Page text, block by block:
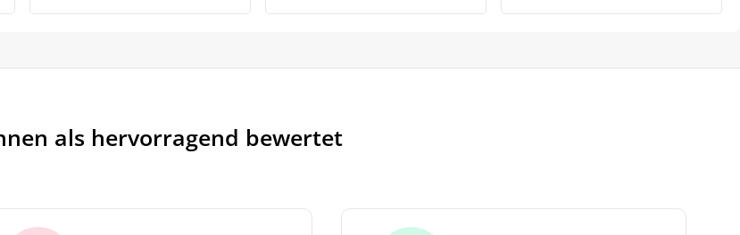
als hervorragend bewertet
darüber, wie wir Ihre Daten für Marketingkommunikation